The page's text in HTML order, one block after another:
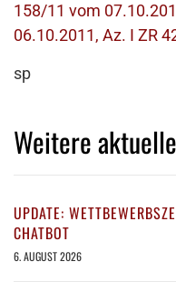
158/11 vom
06.10.2011, Az. I ZR
sp
Weitere
UPDATE:
CHATBOT
6. AUGUST 2026